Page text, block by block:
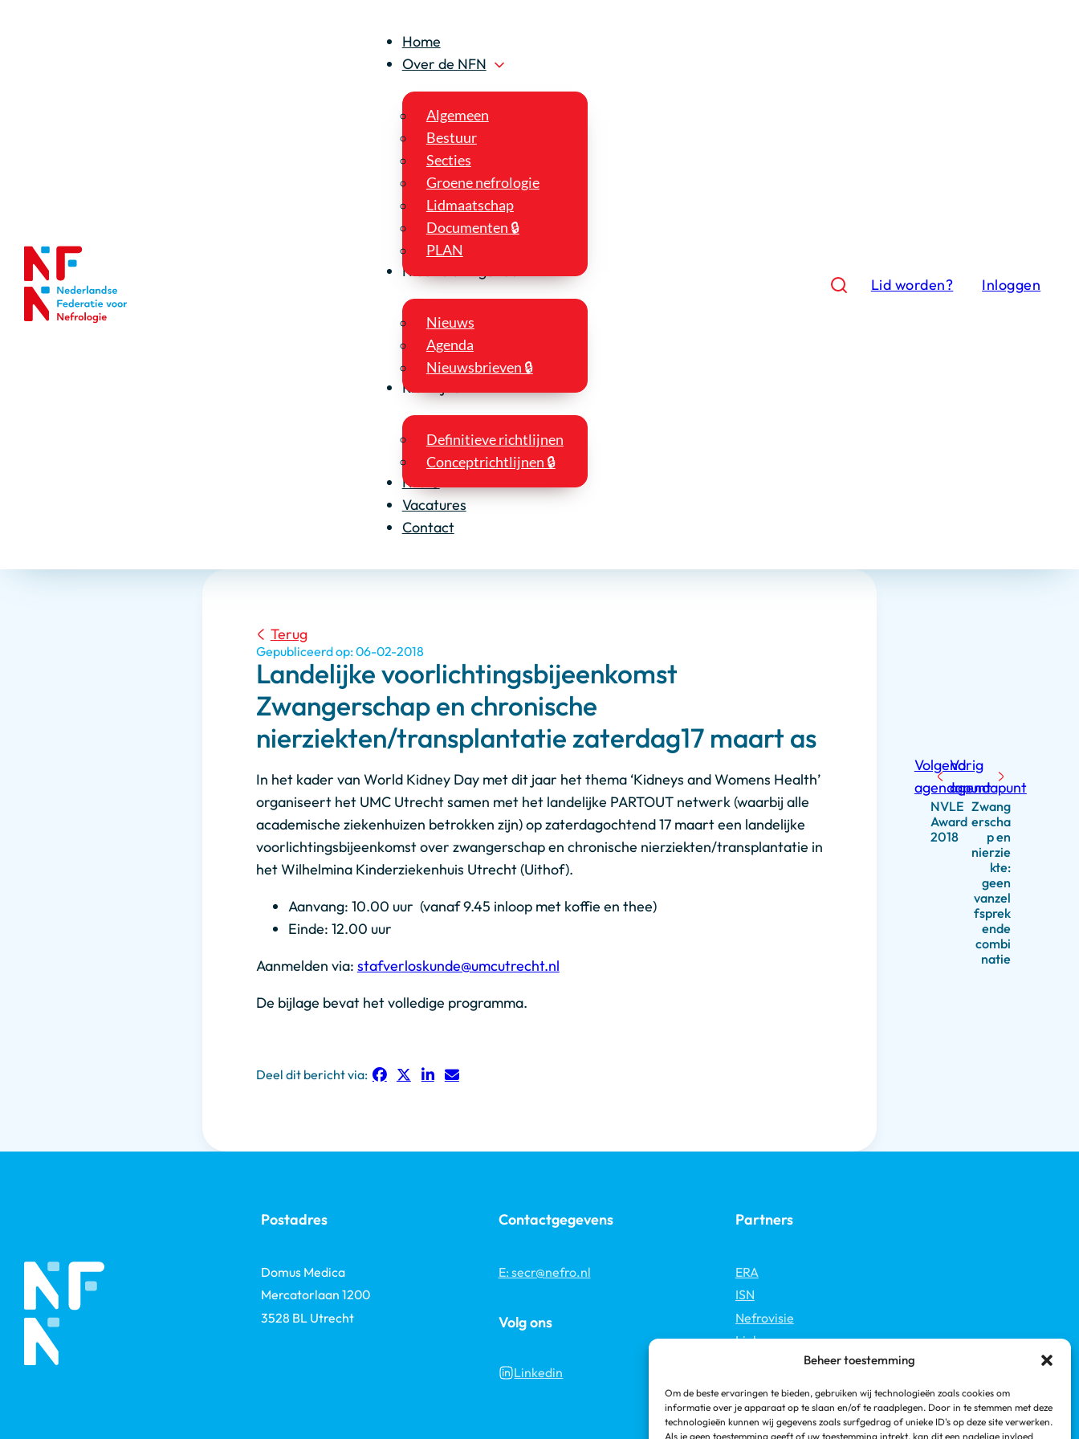
Beheer toestemming
Om de beste ervaringen te bieden, gebruiken wij technologieën zoals cookies om
informatie over je apparaat op te slaan en/of te raadplegen. Door in te stemmen met deze
technologieën kunnen wij gegevens zoals surfgedrag of unieke ID's op deze site verwerken.
Als je geen toestemming geeft of uw toestemming intrekt, kan dit een nadelige invloed
Home
Over de NFN
Algemeen
Bestuur
Secties
Groene nefrologie
Lidmaatschap
Documenten 🔒
PLAN
Nieuws en Agenda
Nieuws
Agenda
Nieuwsbrieven 🔒
Richtlijnen
Definitieve richtlijnen
Conceptrichtlijnen 🔒
NIO 🔒
Vacatures
Contact
Lid worden? Inloggen
Terug
Gepubliceerd op: 06-02-2018
Landelijke voorlichtingsbijeenkomst
Zwangerschap en chronische
nierziekten/transplantatie zaterdag17 maart as
In het kader van World Kidney Day met dit jaar het thema ‘Kidneys and Womens Health’
organiseert het UMC Utrecht samen met het landelijke PARTOUT netwerk (waarbij alle
academische ziekenhuizen betrokken zijn) op zaterdagochtend 17 maart een landelijke
voorlichtingsbijeenkomst over zwangerschap en chronische nierziekten/transplantatie in
het Wilhelmina Kinderziekenhuis Utrecht (Uithof).
Aanvang: 10.00 uur (vanaf 9.45 inloop met koffie en thee)
Einde: 12.00 uur
Aanmelden via: stafverloskunde@umcutrecht.nl
De bijlage bevat het volledige programma.
Deel dit bericht via:
Vorig
agendapunt
NVLE
Award
2018
Volgend
agendapunt
Zwang
erscha
p en
nierzie
kte:
geen
vanzel
fsprek
ende
combi
natie
Postadres
Domus Medica
Mercatorlaan 1200
3528 BL Utrecht
Contactgegevens
E: secr@nefro.nl
Volg ons
Linkedin
Partners
ERA
ISN
Nefrovisie
Links
Nieren.nl
Nierstichting